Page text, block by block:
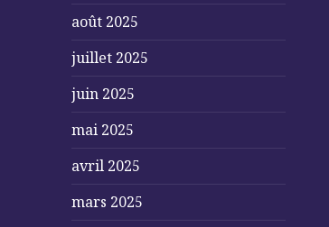
août 2025
juillet 2025
juin 2025
mai 2025
avril 2025
mars 2025